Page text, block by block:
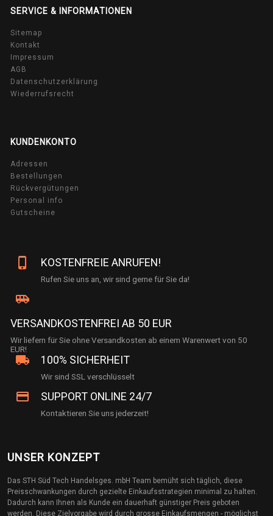
SERVICE & INFORMATIONEN
Sitemap
Kontakt
Impressum
AGB
Datenschutzerklärung
Wiederrufsrecht
KUNDENKONTO
Adressen
Bestellungen
Rückvergütungen
Personal info
Gutscheine
phone_iphone KOSTENFREIE ANRUFEN!
Rufen Sie uns an, wir sind gerne für Sie da!
airport_shuttle
VERSANDKOSTENFREI AB 50 EUR
Wir liefern für Sie ohne Versandkosten ab einem Warenwert von 50
EUR!
local_shipping 100% SICHERHEIT
Wir sind SSL verschlüsselt
credit_card SUPPORT ONLINE 24/7
Kontaktieren Sie uns jederzeit!
UNSER KONZEPT
Das STH Süd Tech Handelsges. mbH Team bemüht sich täglich, diese
Preisschwankungen durch gezielte Einkaufsstrategien minimal zu halten.
Dadurch kann Ihnen als Kunde ein dauerhaft günstiger Preis geboten
werden. Diese Zielvorgabe wird durch grosse Einkaufsmengen - möglichst